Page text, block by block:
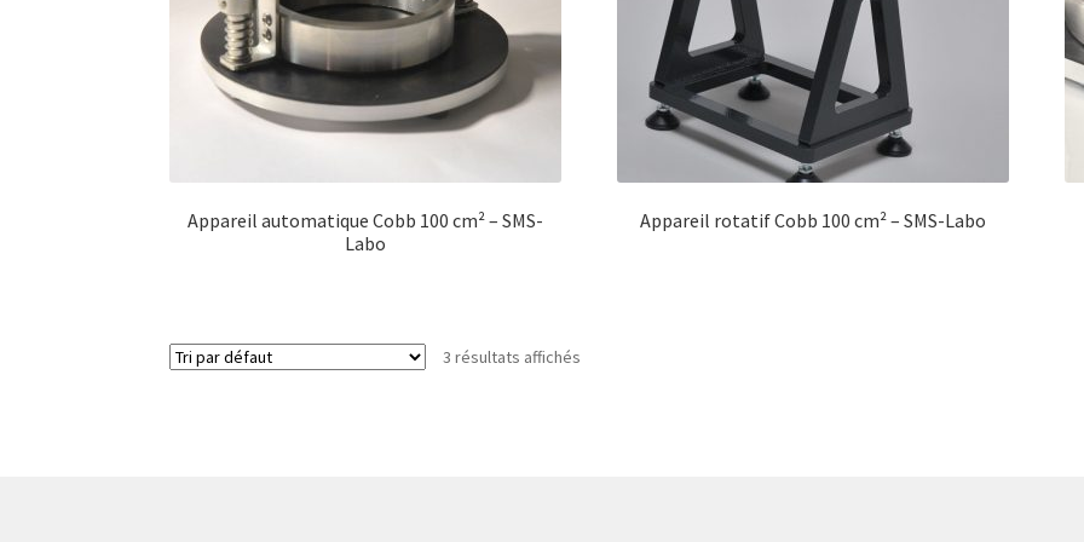
Appareil automatique Cobb 100 cm² – SMS-
Labo
Appareil rotatif Cobb 100 cm² – SMS-Labo
3 résultats affichés